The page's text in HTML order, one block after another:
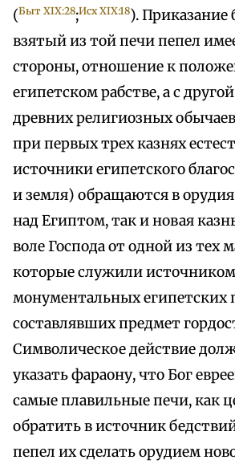
(Быт XIX:28;Исх XIX:18). Приказание
взятый из той печи пепел
стороны, отношение к
египетском рабстве, а с
древних религиозных
при первых трех казнях
источники египетского
и земля) обращаются в орудия
над Египтом, так и новая
воле Господа от одной из тех
которые служили источником
монументальных египетских
составлявших предмет
Символическое действие
указать фараону, что Бог
самые плавильные печи, как
обратить в источник
пепел их сделать орудием